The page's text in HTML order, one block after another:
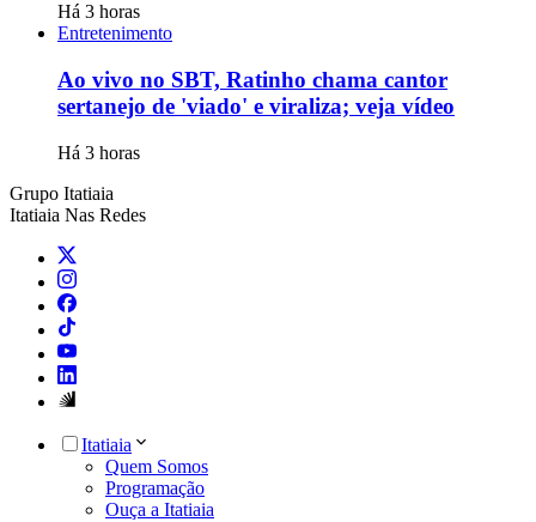
Há 3 horas
Entretenimento
Ao vivo no SBT, Ratinho chama cantor
sertanejo de 'viado' e viraliza; veja vídeo
Há 3 horas
Grupo Itatiaia
Itatiaia Nas Redes
Itatiaia
Quem Somos
Programação
Ouça a Itatiaia